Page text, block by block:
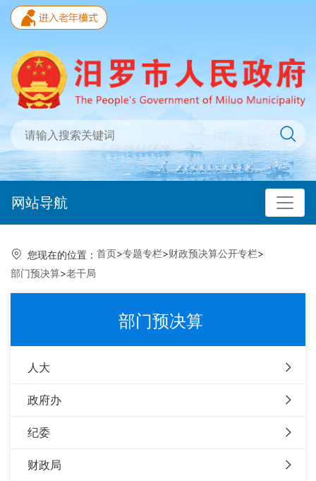
网站导航
您现在的位置： 首页>专题专栏>财政预决算公开专栏>
部门预决算>老干局
部门预决算
人大
政府办
纪委
财政局